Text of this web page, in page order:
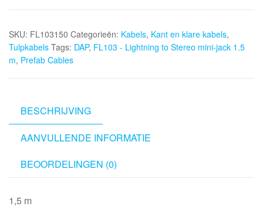
to
Stereo
mini-
aantal
SKU: FL103150 Categorieën: Kabels, Kant en klare kabels,
Tulpkabels Tags: DAP, FL103 - Lightning to Stereo mini-jack 1.5
m, Prefab Cables
BESCHRIJVING
AANVULLENDE INFORMATIE
BEOORDELINGEN (0)
1,5 m